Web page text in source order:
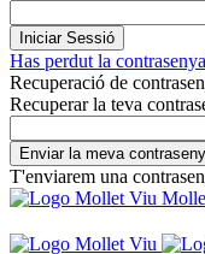
Has perdut la
Recuperació de
Recuperar la teva
T'enviarem una